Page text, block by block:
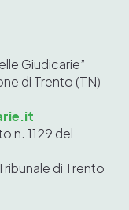
Giudicarie”
di Trento (TN)
n. 1129 del
di Trento